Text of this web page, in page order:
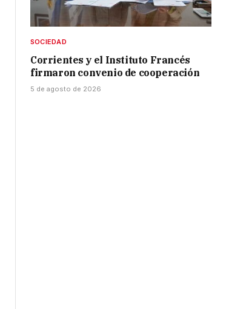
SOCIEDAD
Corrientes y el Instituto Francés
firmaron convenio de cooperación
5 de agosto de 2026